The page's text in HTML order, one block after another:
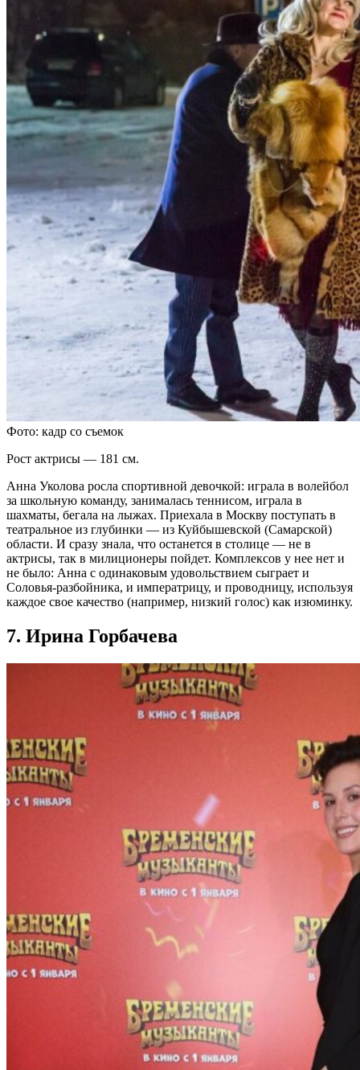
Фото: кадр со съемок
Рост актрисы — 181 см.
Анна Уколова росла спортивной девочкой: играла в волейбол
за школьную команду, занималась теннисом, играла в
шахматы, бегала на лыжах. Приехала в Москву поступать в
театральное из глубинки — из Куйбышевской (Самарской)
области. И сразу знала, что останется в столице — не в
актрисы, так в милиционеры пойдет. Комплексов у нее нет и
не было: Анна с одинаковым удовольствием сыграет и
Соловья-разбойника, и императрицу, и проводницу, используя
каждое свое качество (например, низкий голос) как изюминку.
7. Ирина Горбачева